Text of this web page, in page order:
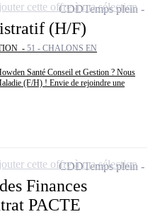
(H/F)
- 51 - CHALONS EN
Santé Conseil et Gestion ? Nous
(F/H) ! Envie de rejoindre une
CDDTemps plein
cette offre à ma sélection
Finances
PACTE
CDDTemps plein
cette offre à ma sélection